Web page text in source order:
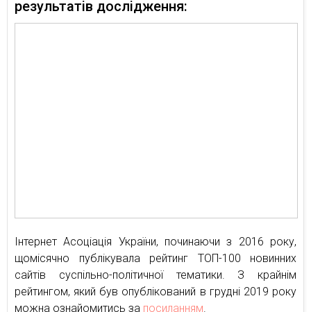
результатів дослідження:
Інтернет Асоціація України, починаючи з 2016 року,
щомісячно публікувала рейтинг ТОП-100 новинних
сайтів суспільно-політичної тематики. З крайнім
рейтингом, який був опублікований в грудні 2019 року
можна ознайомитись за посиланням